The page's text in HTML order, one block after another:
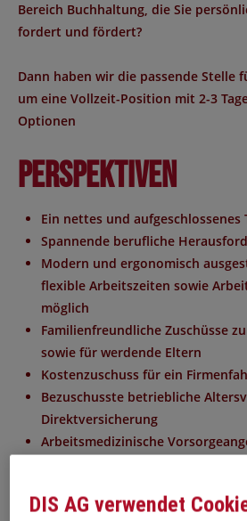
Bereich Buchhaltung, die Sie
fordert und fördert?
Dann haben wir die passende Stelle
um eine Vollzeit-Position mit 2-3
Optionen
Perspektiven
Ein nettes und aufgeschlossenes
Spannende berufliche
Modern und ergonomisch
flexible Arbeitszeiten sowie
möglich
Familienfreundliche Zuschüsse
sowie für werdende Eltern
Kostenzuschuss für ein
Bezuschusste betriebliche
Direktversicherung
Arbeitsmedizinische
Regelmäßige
DIS AG verwendet